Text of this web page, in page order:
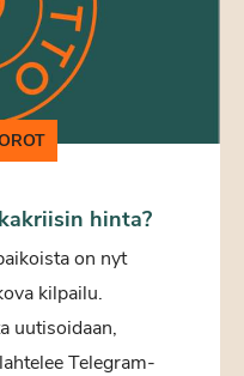
hinta?
on nyt
kilpailu.
uutisoidaan,
Telegram-